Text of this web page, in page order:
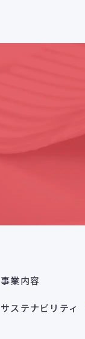
事業内容
サステナビリティ